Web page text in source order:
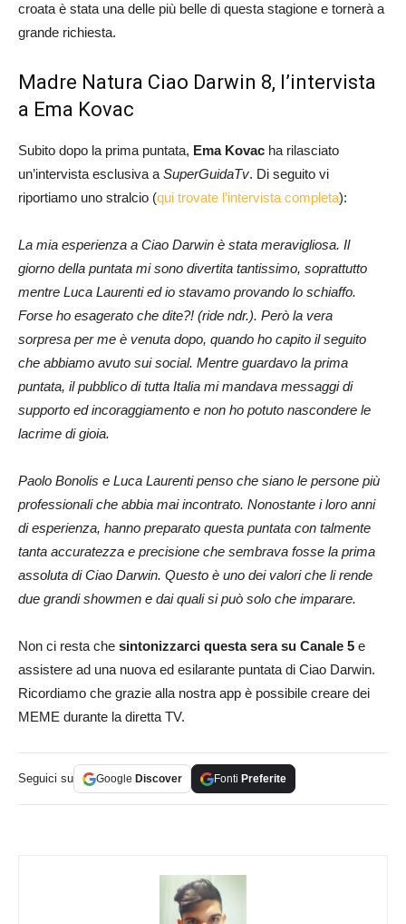
croata è stata una delle più belle di questa stagione e tornerà a
grande richiesta.
Madre Natura Ciao Darwin 8, l’intervista
a Ema Kovac
Subito dopo la prima puntata, Ema Kovac ha rilasciato
un’intervista esclusiva a SuperGuidaTv. Di seguito vi
riportiamo uno stralcio (qui trovate l’intervista completa):
La mia esperienza a Ciao Darwin è stata meravigliosa. Il
giorno della puntata mi sono divertita tantissimo, soprattutto
mentre Luca Laurenti ed io stavamo provando lo schiaffo.
Forse ho esagerato che dite?! (ride ndr.). Però la vera
sorpresa per me è venuta dopo, quando ho capito il seguito
che abbiamo avuto sui social. Mentre guardavo la prima
puntata, il pubblico di tutta Italia mi mandava messaggi di
supporto ed incoraggiamento e non ho potuto nascondere le
lacrime di gioia.
Paolo Bonolis e Luca Laurenti penso che siano le persone più
professionali che abbia mai incontrato. Nonostante i loro anni
di esperienza, hanno preparato questa puntata con talmente
tanta accuratezza e precisione che sembrava fosse la prima
assoluta di Ciao Darwin. Questo è uno dei valori che li rende
due grandi showmen e dai quali si può solo che imparare.
Non ci resta che sintonizzarci questa sera su Canale 5 e
assistere ad una nuova ed esilarante puntata di Ciao Darwin.
Ricordiamo che grazie alla nostra app è possibile creare dei
MEME durante la diretta TV.
Seguici su Google Discover Fonti Preferite